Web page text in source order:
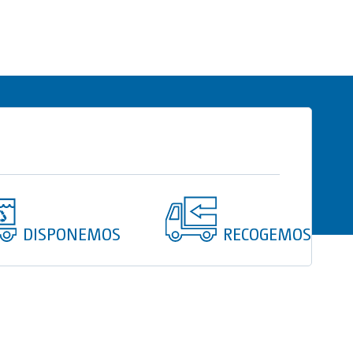
DISPONEMOS RECOGEMOS